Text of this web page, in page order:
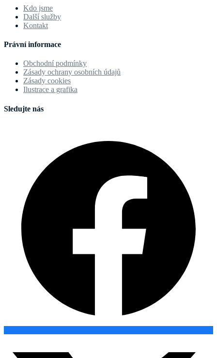
Kdo jsme
Další služby
Kontakt
Právní informace
Obchodní podmínky
Zásady ochrany osobních údajů
Zásady cookies
Ilustrace a grafika
Sledujte nás